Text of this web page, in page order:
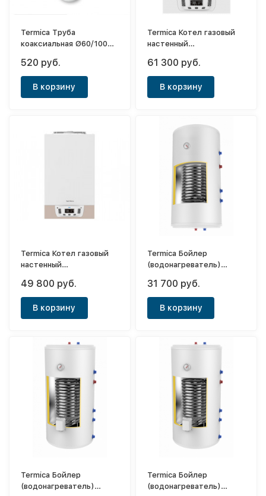
Termica Труба
коаксиальная Ø60/100
520 руб.
В корзину
Termica Котел газовый
настенный
32SF
61 300 руб.
В корзину
Termica Котел газовый
настенный
24SF
49 800 руб.
В корзину
Termica Бойлер
(водонагреватель)
Amet 80W Inox
31 700 руб.
В корзину
Termica Бойлер
(водонагреватель)
Termica Бойлер
(водонагреватель)